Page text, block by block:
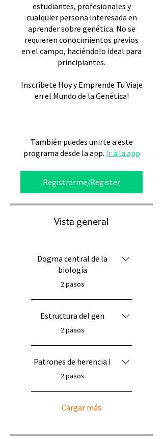
estudiantes, profesionales y
cualquier persona interesada en
aprender sobre genética. No se
requieren conocimientos previos
en el campo, haciéndolo ideal para
principiantes.
Inscríbete Hoy y Emprende Tu Viaje
en el Mundo de la Genética!
También puedes unirte a este
programa desde la app. Ir a la app
Registrarme/Register
Vista general
Dogma central de la
biología
.
2 pasos
Estructura del gen
.
2 pasos
Patrones de herencia I
.
2 pasos
Cargar más